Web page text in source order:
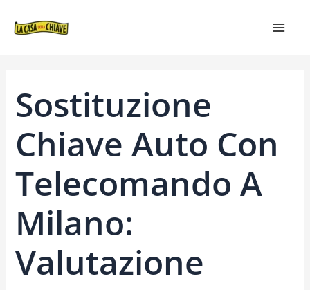
Sostituzione
Chiave Auto Con
Telecomando A
Milano:
Valutazione
ARTICOLI